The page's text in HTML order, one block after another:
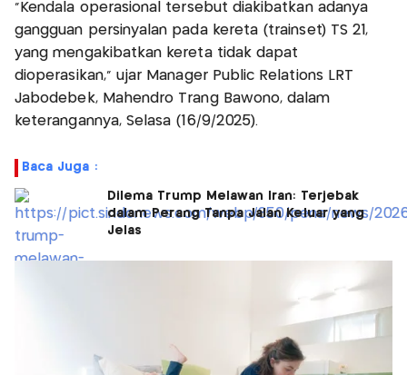
“Kendala operasional tersebut diakibatkan adanya
gangguan persinyalan pada kereta (trainset) TS 21,
yang mengakibatkan kereta tidak dapat
dioperasikan,” ujar Manager Public Relations LRT
Jabodebek, Mahendro Trang Bawono, dalam
keterangannya, Selasa (16/9/2025).
Baca Juga :
Dilema Trump Melawan Iran: Terjebak
dalam Perang Tanpa Jalan Keluar yang
Jelas